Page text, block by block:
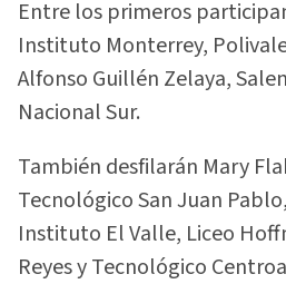
Entre los primeros
Instituto Monterrey,
Alfonso Guillén Zelaya,
Nacional Sur.
También desfilarán Mary
Tecnológico San Juan
Instituto El Valle, Liceo
Reyes y Tecnológico